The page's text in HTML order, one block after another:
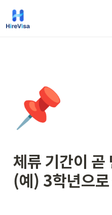
📌
체류 기간이 곧
(예) 3학년으